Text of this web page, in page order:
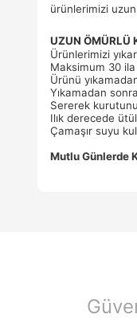
ürünlerimizi uzun
UZUN ÖMÜRLÜ
Ürünlerimizi
Maksimum 30 ila
Ürünü
Yıkamadan
Sererek
Ilık derecede
Çamaşır suyu
Mutlu Günlerde